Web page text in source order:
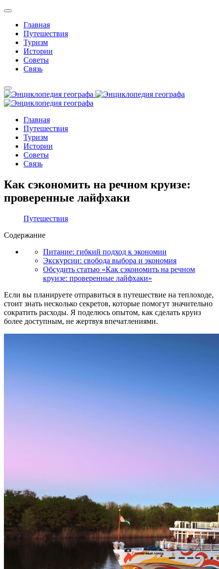
Главная
Путешествия
Туризм
Истории
Советы
Связь
Главная
Путешествия
Туризм
Истории
Советы
Связь
Как сэкономить на речном круизе:
проверенные лайфхаки
Путешествия
Содержание
Питание: гибкий подход к экономии
Экскурсии: свобода выбора и экономия
Обсудить статью «Как сэкономить на речном
круизе: проверенные лайфхаки»
Если вы планируете отправиться в путешествие на теплоходе,
стоит знать несколько секретов, которые помогут значительно
сократить расходы. Я поделюсь опытом, как сделать круиз
более доступным, не жертвуя впечатлениями.